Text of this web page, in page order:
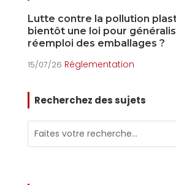
Lutte contre la pollution
bientôt une loi pour
réemploi des emballages ?
15/07/26 Réglementation
Recherchez des sujets